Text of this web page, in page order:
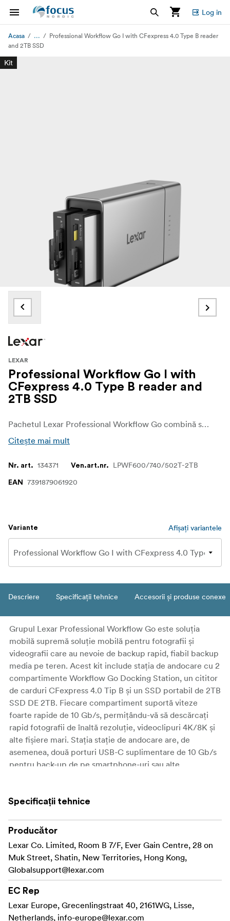
Log in
Acasa ...
Professional Workflow Go I with CFexpress 4.0 Type B reader
and 2TB SSD
Kit
LEXAR
Professional Workflow Go I with
CFexpress 4.0 Type B reader and
2TB SSD
Pachetul Lexar Professional Workflow Go combină stația portabilă cu 2 compartimente Workflow Go Docking Station cu un cititor CFexpress 4.0 Tip B și un SSD de mare capacitate de 2TB. Conceput pentru profesioniștii în mișcare, acesta oferă viteze de transfer de 10 Gb/s, energie în mișcare de la o baterie detașabilă 5000mAh baterie detașabilă, și flexibilitatea de a copia de rezervă și de a gestiona mass-media oriunde.
Citește mai mult
Nr. art. 134371 Ven.art.nr. LPWF600/740/502T-2TB
EAN 7391879061920
Variante Afișați variantele
Descriere Specificații tehnice Accesorii și produse conexe
Grupul Lexar Professional Workflow Go este soluția
mobilă supremă soluție mobilă pentru fotografii și
videografii care au nevoie de backup rapid, fiabil backup
media pe teren. Acest kit include stația de andocare cu 2
compartimente Workflow Go Docking Station, un cititor
de carduri CFexpress 4.0 Tip B și un SSD portabil de 2TB
SSD DE 2TB. Fiecare compartiment suportă viteze
foarte rapide de 10 Gb/s, permițându-vă să descărcați
rapid fotografii de înaltă rezoluție, videoclipuri 4K/8K și
alte fișiere mari. Stația stație de andocare are, de
asemenea, două porturi USB-C suplimentare de 10 Gb/s
pentru back-up de pe smartphone-uri sau alte
Puterea nu este o problemă datorită bateriei detașabile
integrate de 5000 mAh, care oferă până la 4,5 ore de
funcționare. Când este timpul să reîncărcați, conectați
pur și simplu prin intermediul portul de încărcare USB-C,
care vă poate reîncărca și alte dispozitive. Compact,
versatil și construit pentru fluxuri de lucru profesionale,
acest pachet asigură media dvs. este salvată și pregătită,
indiferent unde vă duce filmarea.
Specificații tehnice
Producător
Lexar Co. Limited, Room B 7/F, Ever Gain Centre, 28 on
Muk Street, Shatin, New Territories, Hong Kong,
Globalsupport@lexar.com
EC Rep
Lexar Europe, Grecenlingstraat 40, 2161WG, Lisse,
Netherlands, info-europe@lexar.com